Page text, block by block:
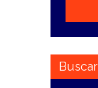
Buscar